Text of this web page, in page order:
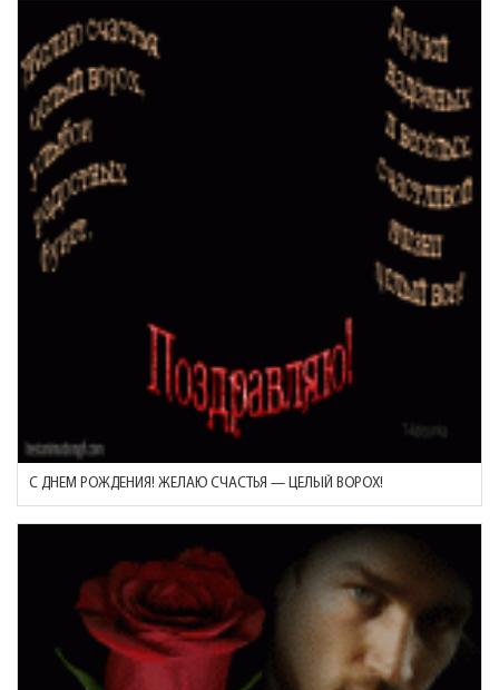
С ДНЕМ РОЖДЕНИЯ! ЖЕЛАЮ СЧАСТЬЯ — ЦЕЛЫЙ ВОРОХ!